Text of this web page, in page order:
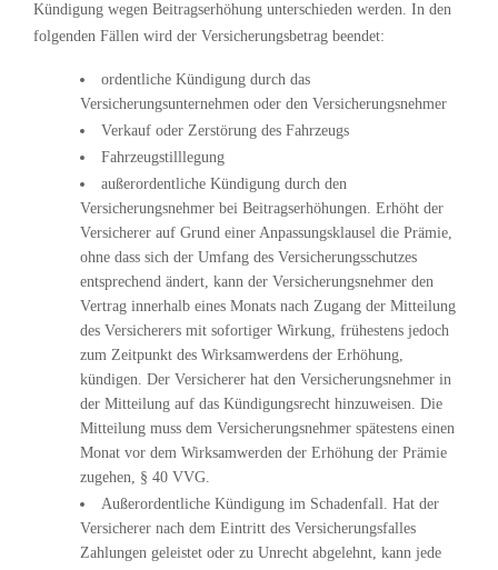
Kündigung wegen Beitragserhöhung unterschieden werden. In den
folgenden Fällen wird der Versicherungsbetrag beendet:
ordentliche Kündigung durch das
Versicherungsunternehmen oder den Versicherungsnehmer
Verkauf oder Zerstörung des Fahrzeugs
Fahrzeugstilllegung
außerordentliche Kündigung durch den
Versicherungsnehmer bei Beitragserhöhungen. Erhöht der
Versicherer auf Grund einer Anpassungsklausel die Prämie,
ohne dass sich der Umfang des Versicherungsschutzes
entsprechend ändert, kann der Versicherungsnehmer den
Vertrag innerhalb eines Monats nach Zugang der Mitteilung
des Versicherers mit sofortiger Wirkung, frühestens jedoch
zum Zeitpunkt des Wirksamwerdens der Erhöhung,
kündigen. Der Versicherer hat den Versicherungsnehmer in
der Mitteilung auf das Kündigungsrecht hinzuweisen. Die
Mitteilung muss dem Versicherungsnehmer spätestens einen
Monat vor dem Wirksamwerden der Erhöhung der Prämie
zugehen, § 40 VVG.
Außerordentliche Kündigung im Schadenfall. Hat der
Versicherer nach dem Eintritt des Versicherungsfalles
Zahlungen geleistet oder zu Unrecht abgelehnt, kann jede